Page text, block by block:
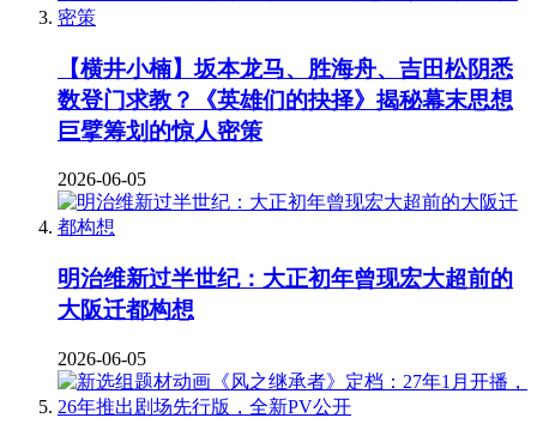
【横井小楠】坂本龙马、胜海舟、吉田松阴悉
数登门求教？《英雄们的抉择》揭秘幕末思想
巨擘筹划的惊人密策
2026-06-05
明治维新过半世纪：大正初年曾现宏大超前的
大阪迁都构想
2026-06-05